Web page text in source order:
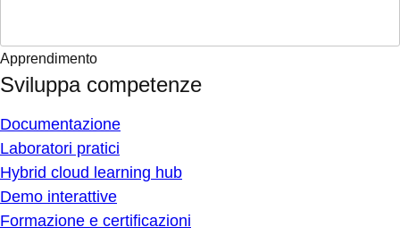
Apprendimento
Sviluppa competenze
Documentazione
Laboratori pratici
Hybrid cloud learning hub
Demo interattive
Formazione e certificazioni